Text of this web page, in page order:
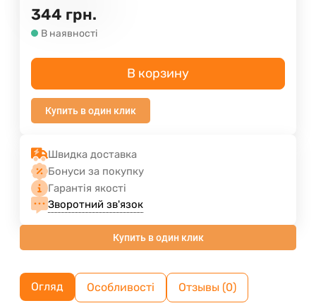
344 грн.
В наявності
В корзину
Купить в один клик
Швидка доставка
Бонуси за покупку
Гарантія якості
Зворотний зв'язок
Купить в один клик
Огляд Особливості Отзывы (0)